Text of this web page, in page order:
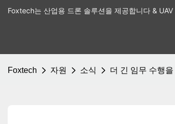
Foxtech는 산업용 드론 솔루션을 제공합니다 &
Foxtech 자원 소식 더 긴 임무 수행